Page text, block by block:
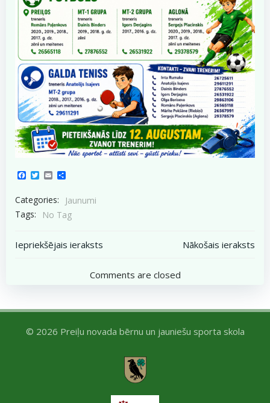
Facebook
Twitter
Email
Categories:
Jaunumi
Tags:
No Tag
Post
navigation
Iepriekšējais ieraksts
navigation
Nākošais ieraksts
Comments are closed
© 2026 Preiļu novada bērnu un jauniešu sporta skola